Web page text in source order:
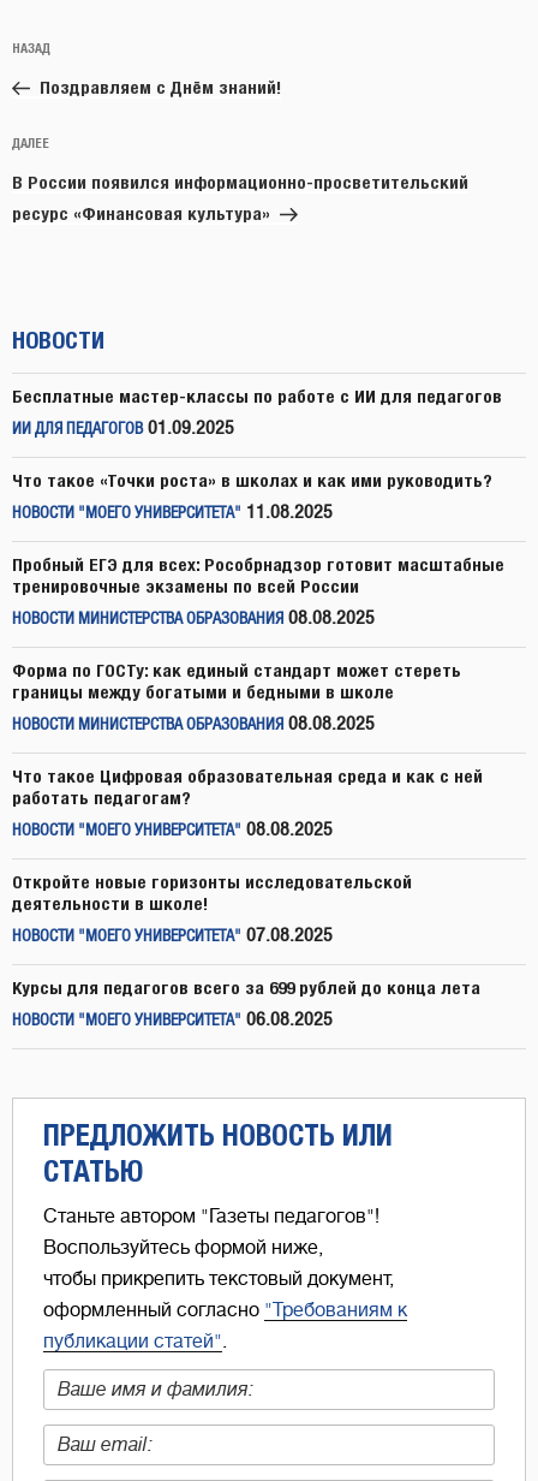
по
записям
Предыдущая
запись:
НАЗАД
Поздравляем с Днём знаний!
Следующая
запись
ДАЛЕЕ
В России появился информационно-просветительский
ресурс «Финансовая культура»
НОВОСТИ
Бесплатные мастер-классы по работе с ИИ для педагогов
ИИ ДЛЯ ПЕДАГОГОВ 01.09.2025
Что такое «Точки роста» в школах и как ими руководить?
НОВОСТИ "МОЕГО УНИВЕРСИТЕТА" 11.08.2025
Пробный ЕГЭ для всех: Рособрнадзор готовит масштабные
тренировочные экзамены по всей России
НОВОСТИ МИНИСТЕРСТВА ОБРАЗОВАНИЯ 08.08.2025
Форма по ГОСТу: как единый стандарт может стереть
границы между богатыми и бедными в школе
НОВОСТИ МИНИСТЕРСТВА ОБРАЗОВАНИЯ 08.08.2025
Что такое Цифровая образовательная среда и как с ней
работать педагогам?
НОВОСТИ "МОЕГО УНИВЕРСИТЕТА" 08.08.2025
Откройте новые горизонты исследовательской
деятельности в школе!
НОВОСТИ "МОЕГО УНИВЕРСИТЕТА" 07.08.2025
Курсы для педагогов всего за 699 рублей до конца лета
НОВОСТИ "МОЕГО УНИВЕРСИТЕТА" 06.08.2025
ПРЕДЛОЖИТЬ НОВОСТЬ ИЛИ
СТАТЬЮ
Станьте автором "Газеты педагогов"!
Воспользуйтесь формой ниже,
чтобы прикрепить текстовый документ,
оформленный согласно "Требованиям к
публикации статей".